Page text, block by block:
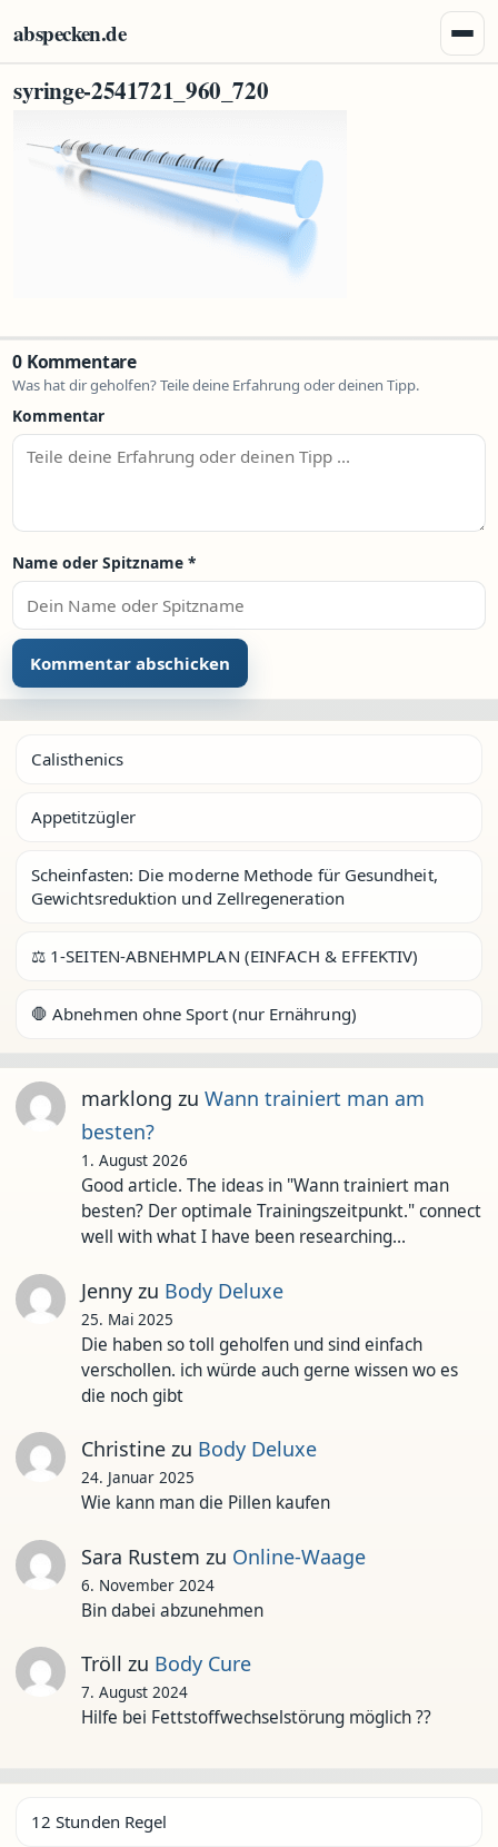
abspecken.de
syringe-2541721_960_720
0 Kommentare
Was hat dir geholfen? Teile deine Erfahrung oder deinen Tipp.
Kommentar
Name oder Spitzname *
Calisthenics
Appetitzügler
Scheinfasten: Die moderne Methode für Gesundheit,
Gewichtsreduktion und Zellregeneration
⚖️ 1-SEITEN-ABNEHMPLAN (EINFACH & EFFEKTIV)
🛑 Abnehmen ohne Sport (nur Ernährung)
marklong zu Wann trainiert man am
besten?
1. August 2026
Good article. The ideas in "Wann trainiert man
besten? Der optimale Trainingszeitpunkt." connect
well with what I have been researching…
Jennyzu Body Deluxe
25. Mai 2025
Die haben so toll geholfen und sind einfach
verschollen. ich würde auch gerne wissen wo es
die noch gibt
Christinezu Body Deluxe
24. Januar 2025
Wie kann man die Pillen kaufen
Sara Rustem zu Online-Waage
6. November 2024
Bin dabei abzunehmen
Tröll zu Body Cure
7. August 2024
Hilfe bei Fettstoffwechselstörung möglich ??
12 Stunden Regel